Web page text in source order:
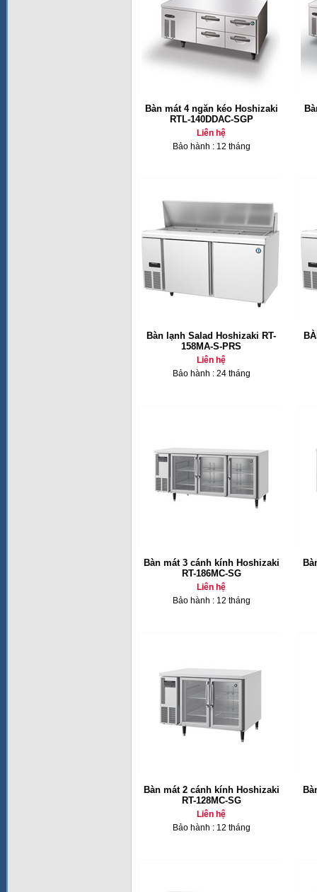
Bàn mát 4 ngăn kéo Hoshizaki
RTL-140DDAC-SGP
Liên hệ
Bảo hành : 12 tháng
Bàn lạnh Salad Hoshizaki RT-
158MA-S-PRS
Liên hệ
Bảo hành : 24 tháng
Bàn mát 3 cánh kính Hoshizaki
RT-186MC-SG
Liên hệ
Bảo hành : 12 tháng
Bàn mát 2 cánh kính Hoshizaki
RT-128MC-SG
Liên hệ
Bảo hành : 12 tháng